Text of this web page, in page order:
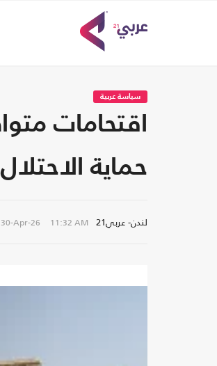
سياسة عربية
حماية الاحتلال
لندن- عربي21 30-Apr-26 11:32 AM